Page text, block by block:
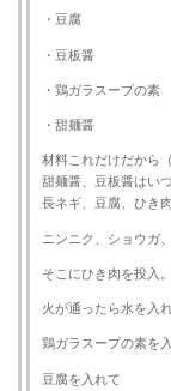
・豆腐
・豆板醤
・鶏ガラスープの素
・甜麺醤
材料これだけだから
甜麺醤、豆板醤はい
長ネギ、豆腐、ひき
ニンニク、ショウガ
そこにひき肉を投入。
火が通ったら水を入
鶏ガラスープの素を
豆腐を入れて